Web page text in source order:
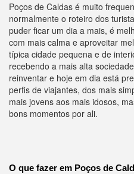
Poços de Caldas é muito
normalmente o roteiro dos
puder ficar um dia a mais, é
com mais calma e aproveitar
típica cidade pequena e de
recebendo a mais alta
reinventar e hoje em dia está
perfis de viajantes, dos mais
mais jovens aos mais idosos,
bons momentos por ali.
O que fazer em Poços de